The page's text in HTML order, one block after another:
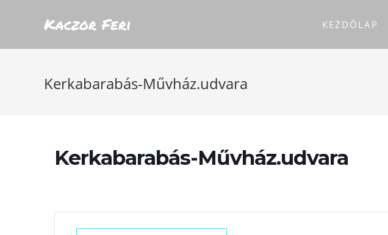
Kaczor Feri KEZDŐLAP
Kerkabarabás-Művház.udvara
Kerkabarabás-Művház.udvara